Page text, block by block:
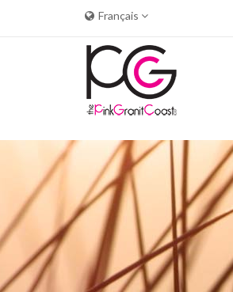
Français